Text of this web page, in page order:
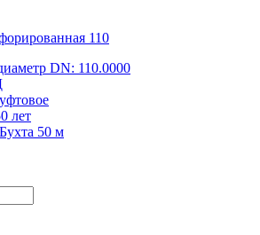
110
DN: 110.0000
лет
Бухта 50 м